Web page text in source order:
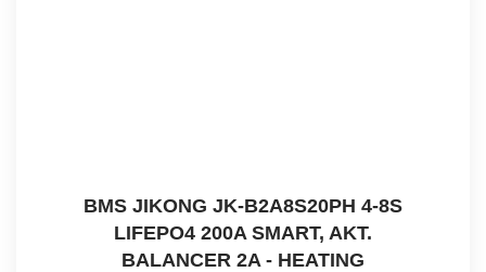
BMS JIKONG JK-B2A8S20PH 4-8S
LIFEPO4 200A SMART, AKT.
BALANCER 2A - HEATING